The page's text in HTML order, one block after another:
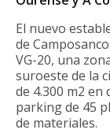
El nuevo
de
VG-20, una
suroeste de la
de 4.300 m2
parking de 45
de materiales.